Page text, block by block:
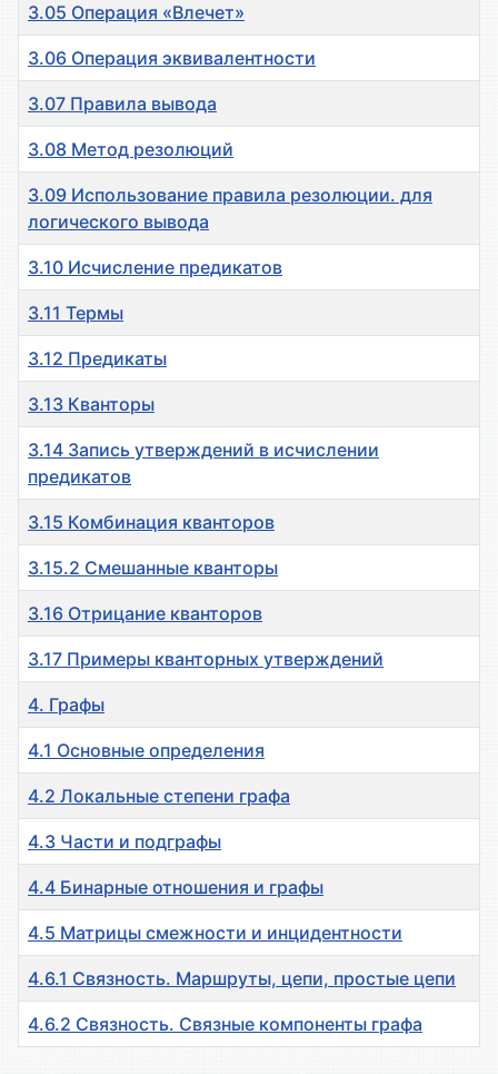
3.05 Операция «Влечет»
3.06 Операция эквивалентности
3.07 Правила вывода
3.08 Метод резолюций
3.09 Использование правила резолюции. для
логического вывода
3.10 Исчисление предикатов
3.11 Термы
3.12 Предикаты
3.13 Кванторы
3.14 Запись утверждений в исчислении
предикатов
3.15 Комбинация кванторов
3.15.2 Смешанные кванторы
3.16 Отрицание кванторов
3.17 Примеры кванторных утверждений
4. Графы
4.1 Основные определения
4.2 Локальные степени графа
4.3 Части и подграфы
4.4 Бинарные отношения и графы
4.5 Матрицы смежности и инцидентности
4.6.1 Связность. Маршруты, цепи, простые цепи
4.6.2 Связность. Связные компоненты графа